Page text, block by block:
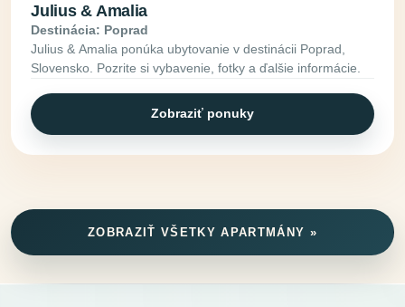
Julius & Amalia
Destinácia: Poprad
Julius & Amalia ponúka ubytovanie v destinácii Poprad,
Slovensko. Pozrite si vybavenie, fotky a ďalšie informácie.
Zobraziť ponuky
ZOBRAZIŤ VŠETKY APARTMÁNY »